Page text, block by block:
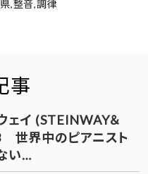
,整音,調律
事
ェイ (STEINWAY＆
世界中のピアニスト
い…